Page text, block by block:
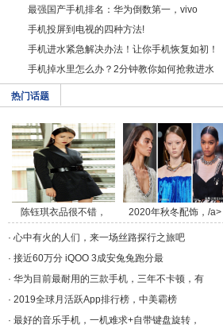
最强国产手机排名：华为倒数第一，vivo
手机投屏到电视的四种方法!
手机进水紧急解决办法！让你手机恢复如初！
手机掉水里怎么办？2分钟教你如何抢救进水
热门话题
陈钰琪衣品很不错，
套/a>
2020年秋冬配饰，/a>
· 心中有火的人们，来一场丝路探行之旅吧
· 接近60万分 iQOO 3成安兔兔跑分最
· 华为目前最耐用的三款手机，三年不卡顿，有
· 2019全球月活跃App排行榜，中美霸榜
· 最好的音乐手机，一机难求+自带键盘旋转，